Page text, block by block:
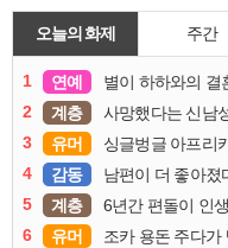
오늘의 화제 주간
1 연예 별이 하하와의 결
2
계층 사망했다는 신남
3
유머 싱글벙글 아프리
4
감동 남편이 더 좋아졌
5
계층 6년간 편돌이 인
6
유머 조카 용돈 주다가